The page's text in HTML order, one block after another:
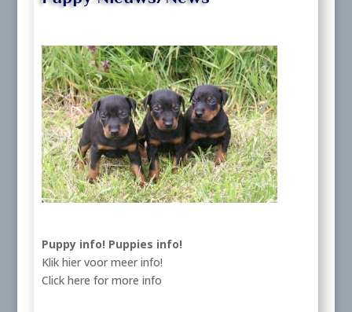
Puppy info! Puppies info!
Klik hier voor meer info!
Click here for more info